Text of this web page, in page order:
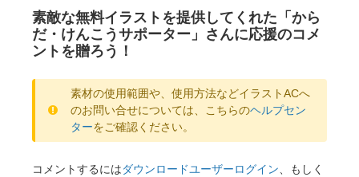
素敵な無料イラストを提供してくれた「から
だ・けんこうサポーター」さんに応援のコメ
ントを贈ろう！
素材の使用範囲や、使用方法などイラストACへ
のお問い合せについては、こちらのヘルプセン
ターをご確認ください。
コメントするにはダウンロードユーザーログイン 、もしく